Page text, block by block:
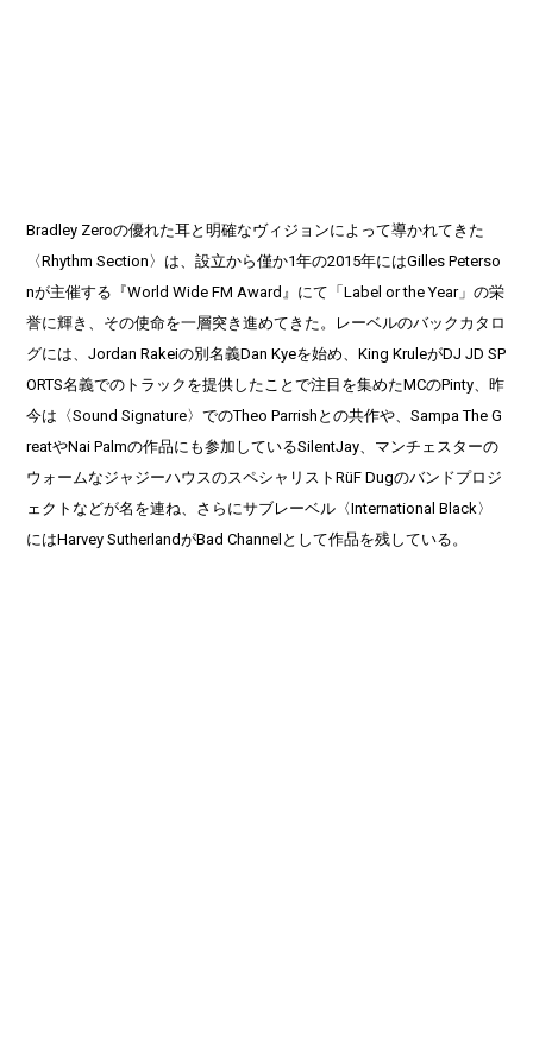
Bradley Zeroの優れた耳と明確なヴィジョンによって導かれてきた
〈Rhythm Section〉は、設立から僅か1年の2015年にはGilles Peterso
nが主催する『World Wide FM Award』にて「Label or the Year」の栄
誉に輝き、その使命を一層突き進めてきた。レーベルのバックカタロ
グには、Jordan Rakeiの別名義Dan Kyeを始め、King KruleがDJ JD SP
ORTS名義でのトラックを提供したことで注目を集めたMCのPinty、昨
今は〈Sound Signature〉でのTheo Parrishとの共作や、Sampa The G
reatやNai Palmの作品にも参加しているSilentJay、マンチェスターの
ウォームなジャジーハウスのスペシャリストRüF Dugのバンドプロジ
ェクトなどが名を連ね、さらにサブレーベル〈International Black〉
にはHarvey SutherlandがBad Channelとして作品を残している。